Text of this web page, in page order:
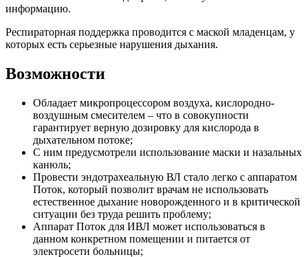
информацию.
Респираторная поддержка проводится с маской младенцам, у
которых есть серьезные нарушения дыхания.
Возможности
Обладает микропроцессором воздуха, кислородно-
воздушным смесителем – что в совокупности
гарантирует верную дозировку для кислорода в
дыхательном потоке;
С ним предусмотрели использование маски и назальных
канюль;
Провести эндотрахеальную ВЛ стало легко с аппаратом
Поток, который позволит врачам не использовать
естественное дыхание новорожденного и в критической
ситуации без труда решить проблему;
Аппарат Поток для ИВЛ может использоваться в
данном конкретном помещении и питается от
электросети больницы;